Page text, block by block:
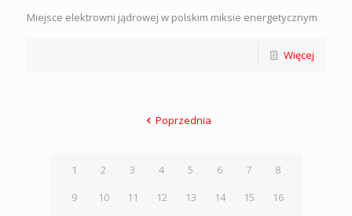
Miejsce elektrowni jądrowej w polskim miksie energetycznym
Więcej
Poprzednia
1 2 3 4 5 6 7
8
9
10 11 12 13 14 15
16